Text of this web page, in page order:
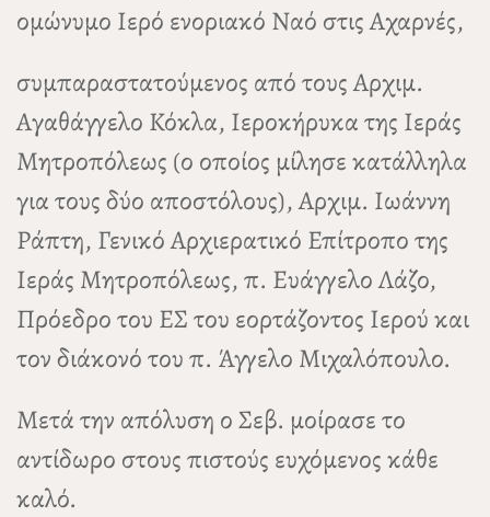
ομώνυμο Ιερό ενοριακό Ναό στις Αχαρνές,
συμπαραστατούμενος από τους Αρχιμ.
Αγαθάγγελο Κόκλα, Ιεροκήρυκα της Ιεράς
Μητροπόλεως (ο οποίος μίλησε κατάλληλα
για τους δύο αποστόλους), Αρχιμ. Ιωάννη
Ράπτη, Γενικό Αρχιερατικό Επίτροπο της
Ιεράς Μητροπόλεως, π. Ευάγγελο Λάζο,
Πρόεδρο του ΕΣ του εορτάζοντος Ιερού και
τον διάκονό του π. Άγγελο Μιχαλόπουλο.
Μετά την απόλυση ο Σεβ. μοίρασε το
αντίδωρο στους πιστούς ευχόμενος κάθε
καλό.